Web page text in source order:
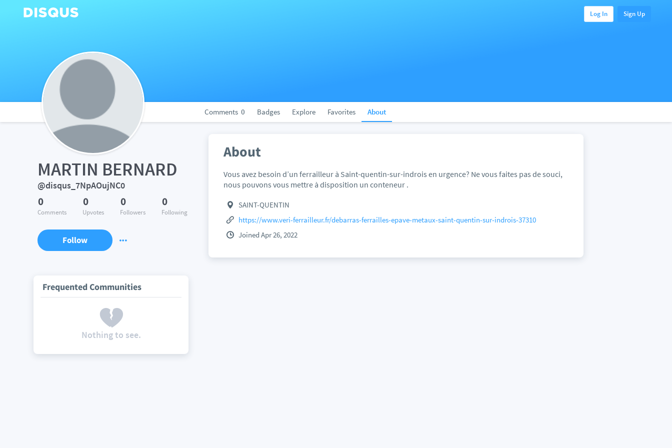
Log In Sign Up
Comments 0 Badges Explore Favorites About
MARTIN BERNARD
@disqus_7NpAOujNC0
0
Comments
0
Upvotes
0
Followers
0
Following
Follow
Frequented Communities
Nothing to see.
About
Vous avez besoin d’un ferrailleur à Saint-quentin-sur-indrois en urgence? Ne vous faites pas de souci,
nous pouvons vous mettre à disposition un conteneur .
SAINT-QUENTIN
https://www.veri-ferrailleur.fr/debarras-ferrailles-epave-metaux-saint-quentin-sur-indrois-37310
Joined Apr 26, 2022